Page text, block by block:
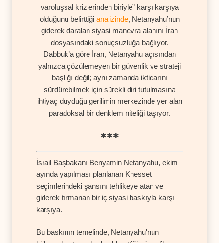
varoluşsal krizlerinden biriyle” karşı karşıya
olduğunu belirttiği analizinde, Netanyahu’nun
giderek daralan siyasi manevra alanını İran
dosyasındaki sonuçsuzluğa bağlıyor.
Dabbuk’a göre İran, Netanyahu açısından
yalnızca çözülemeyen bir güvenlik ve strateji
başlığı değil; aynı zamanda iktidarını
sürdürebilmek için sürekli diri tutulmasına
ihtiyaç duyduğu gerilimin merkezinde yer alan
paradoksal bir denklem niteliği taşıyor.
✱✱✱
İsrail Başbakanı Benyamin Netanyahu, ekim
ayında yapılması planlanan Knesset
seçimlerindeki şansını tehlikeye atan ve
giderek tırmanan bir iç siyasi baskıyla karşı
karşıya.
Bu baskının temelinde, Netanyahu'nun